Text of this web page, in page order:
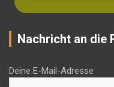
Nachricht an die
Deine E-Mail-Adresse